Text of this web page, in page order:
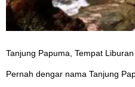
Tanjung Papuma, Tempat
Pernah dengar nama Tanjung